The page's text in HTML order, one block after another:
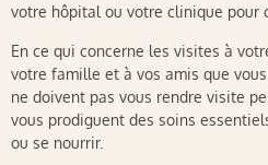
votre hôpital ou votre clinique pour
En ce qui concerne les visites à
votre famille et à vos amis que
ne doivent pas vous rendre visite
vous prodiguent des soins
ou se nourrir.